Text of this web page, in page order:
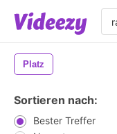
Platz
Sortieren nach:
Bester Treffer